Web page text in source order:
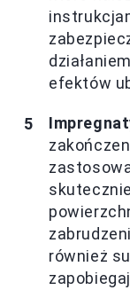
efektów
również